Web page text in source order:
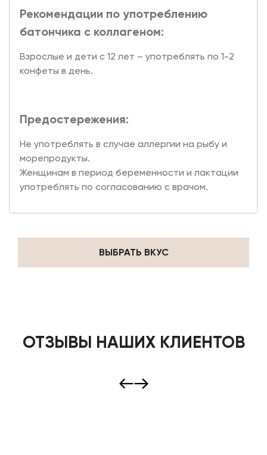
Рекомендации по употреблению
батончика с коллагеном:
Взрослые и дети с 12 лет – употреблять по 1-2
конфеты в день.
Предостережения:
Не употреблять в случае аллергии на рыбу и
морепродукты.
Женщинам в период беременности и лактации
употреблять по согласованию с врачом.
ВЫБРАТЬ ВКУС
ОТЗЫВЫ НАШИХ КЛИЕНТОВ